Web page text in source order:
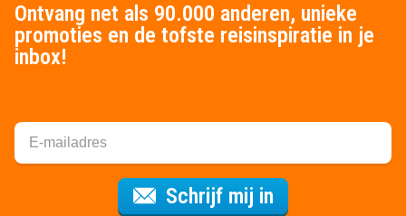
Ontvang net als 90.000 anderen, unieke
promoties en de tofste reisinspiratie in je
inbox!
Schrijf mij in